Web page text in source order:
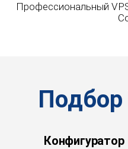
Профессиональный
Подбор
Конфигуратор